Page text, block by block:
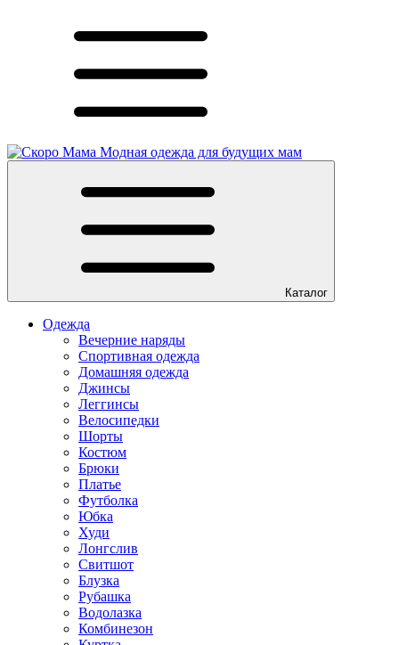
Модная одежда для будущих мам
Каталог
Одежда
Вечерние наряды
Спортивная одежда
Домашняя одежда
Джинсы
Леггинсы
Велосипедки
Шорты
Костюм
Брюки
Платье
Футболка
Юбка
Худи
Лонгслив
Свитшот
Блузка
Рубашка
Водолазка
Комбинезон